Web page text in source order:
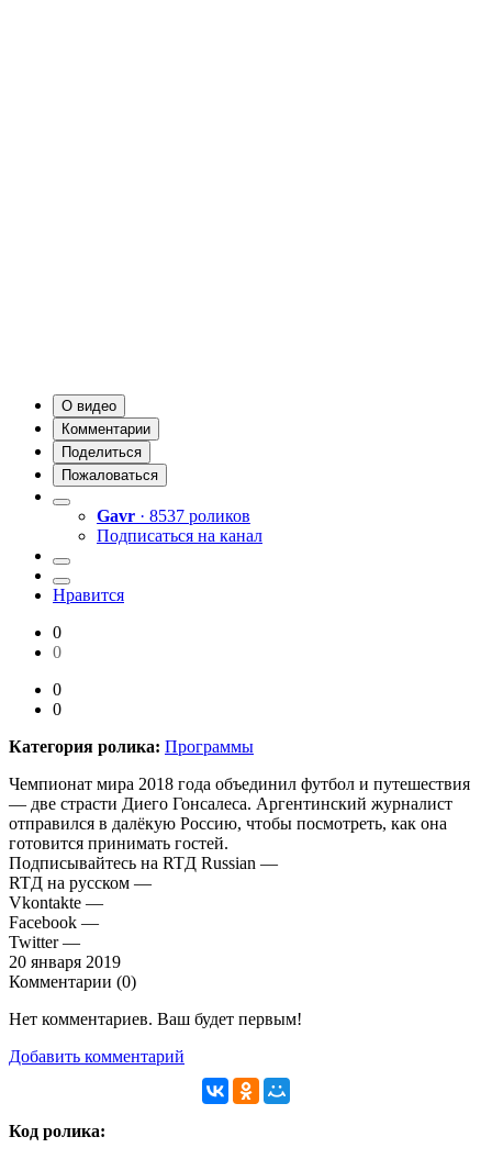
О видео
Комментарии
Поделиться
Пожаловаться
Gavr · 8537 роликов
Подписаться на канал
Нравится
0
0
0
0
Категория ролика: Программы
Чемпионат мира 2018 года объединил футбол и путешествия
— две страсти Диего Гонсалеса. Аргентинский журналист
отправился в далёкую Россию, чтобы посмотреть, как она
готовится принимать гостей.
Подписывайтесь на RTД Russian —
RTД на русском —
Vkontakte —
Facebook —
Twitter —
20 января 2019
Комментарии (0)
Нет комментариев. Ваш будет первым!
Добавить комментарий
Код ролика: